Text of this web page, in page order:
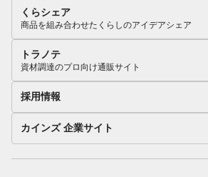
くらシェア
商品を組み合わせたくらしのアイデアシェア
トラノテ
資材調達のプロ向け通販サイト
採用情報
カインズ 企業サイト